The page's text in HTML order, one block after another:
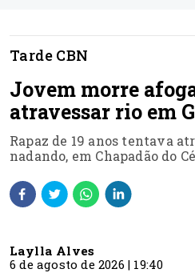
Tarde CBN
Jovem morre
atravessar rio em
Rapaz de 19 anos tentava
nadando, em Chapadão do
Laylla Alves
6 de agosto de 2026 | 19:40